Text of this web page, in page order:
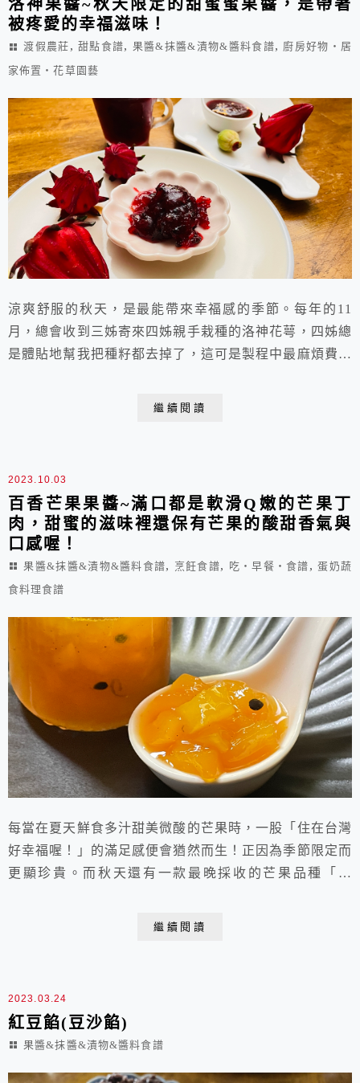
洛神果醬~秋天限定的甜蜜蜜果醬，是帶著
被疼愛的幸福滋味！
渡假農莊 ,甜點食譜, 果醬&抹醬&漬物&醬料食譜, 廚房好物‧居
家佈置‧花草園藝
涼爽舒服的秋天，是最能帶來幸福感的季節。每年的11
月，總會收到三姊寄來四姊親手栽種的洛神花萼，四姊總
是體貼地幫我把種籽都去掉了，這可是製程中最麻煩費時
繼續閱讀
2023.10.03
百香芒果果醬~滿口都是軟滑Q嫩的芒果丁
肉，甜蜜的滋味裡還保有芒果的酸甜香氣與
口感喔！
果醬&抹醬&漬物&醬料食譜, 烹飪食譜, 吃‧早餐‧食譜 ,蛋奶蔬
食料理食譜
每當在夏天鮮食多汁甜美微酸的芒果時，一股「住在台灣
好幸福喔！」的滿足感便會猶然而生！正因為季節限定而
更顯珍貴。而秋天還有一款最晚採收的芒果品種「凱
繼續閱讀
2023.03.24
紅豆餡(豆沙餡)
果醬&抹醬&漬物&醬料食譜